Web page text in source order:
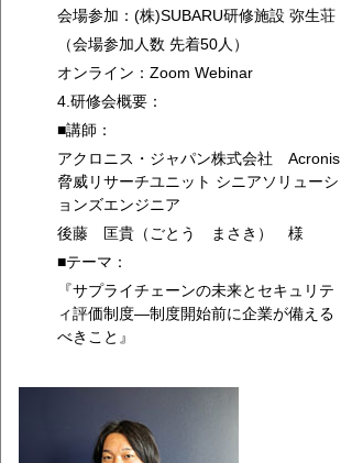
会場参加：(株)SUBARU研修施設 弥生荘
（会場参加人数 先着50人）
オンライン：Zoom Webinar
4.研修会概要：
■講師：
アクロニス・ジャパン株式会社 Acronis
脅威リサーチユニット シニアソリューシ
ョンズエンジニア
後藤 匡貴（ごとう まさき） 様
■テーマ：
『サプライチェーンの未来とセキュリテ
ィ評価制度―制度開始前に企業が備える
べきこと』